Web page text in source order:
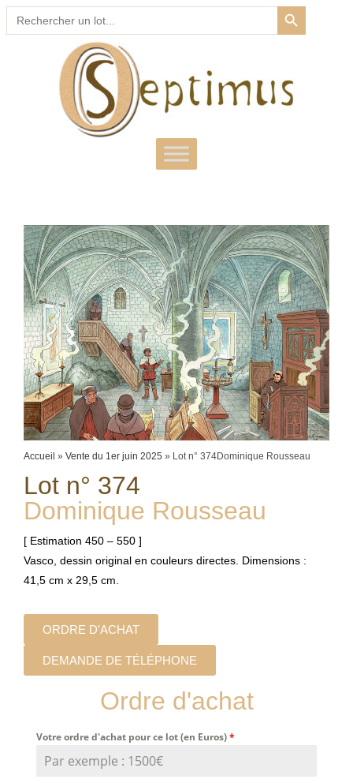
Search
for:
SEARCH BUTTON
Accueil » Vente du 1er juin 2025 » Lot n° 374Dominique Rousseau
Lot n° 374
Dominique Rousseau
[ Estimation 450 – 550 ]
Vasco, dessin original en couleurs directes. Dimensions :
41,5 cm x 29,5 cm.
ORDRE D'ACHAT
DEMANDE DE TÉLÉPHONE
Ordre d'achat
Votre ordre d'achat pour ce lot (en Euros)*